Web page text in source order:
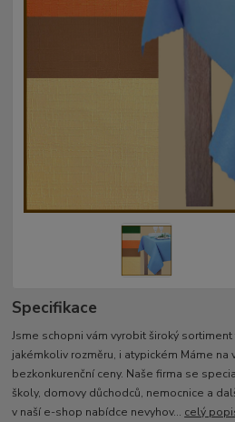
Specifikace
Jsme schopni vám vyrobit široký
jakémkoliv rozměru, i atypickém Máme na
bezkonkurenční ceny. Naše firma se
školy, domovy důchodců, nemocnice a
v naší e-shop nabídce nevyhov... celý